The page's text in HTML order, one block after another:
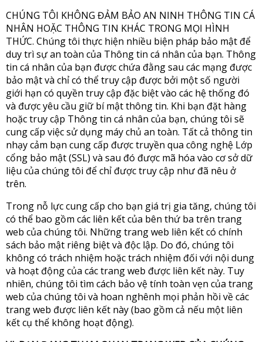
CHÚNG TÔI KHÔNG ĐẢM BẢO AN NINH THÔNG TIN CÁ
NHÂN HOẶC THÔNG TIN KHÁC TRONG MỌI HÌNH
THỨC. Chúng tôi thực hiện nhiều biện pháp bảo mật để
duy trì sự an toàn của Thông tin cá nhân của bạn. Thông
tin cá nhân của bạn được chứa đằng sau các mạng được
bảo mật và chỉ có thể truy cập được bởi một số người
giới hạn có quyền truy cập đặc biệt vào các hệ thống đó
và được yêu cầu giữ bí mật thông tin. Khi bạn đặt hàng
hoặc truy cập Thông tin cá nhân của bạn, chúng tôi sẽ
cung cấp việc sử dụng máy chủ an toàn. Tất cả thông tin
nhạy cảm bạn cung cấp được truyền qua công nghệ Lớp
cổng bảo mật (SSL) và sau đó được mã hóa vào cơ sở dữ
liệu của chúng tôi để chỉ được truy cập như đã nêu ở
trên.
Trong nỗ lực cung cấp cho bạn giá trị gia tăng, chúng tôi
có thể bao gồm các liên kết của bên thứ ba trên trang
web của chúng tôi. Những trang web liên kết có chính
sách bảo mật riêng biệt và độc lập. Do đó, chúng tôi
không có trách nhiệm hoặc trách nhiệm đối với nội dung
và hoạt động của các trang web được liên kết này. Tuy
nhiên, chúng tôi tìm cách bảo vệ tính toàn vẹn của trang
web của chúng tôi và hoan nghênh mọi phản hồi về các
trang web được liên kết này (bao gồm cả nếu một liên
kết cụ thể không hoạt động).